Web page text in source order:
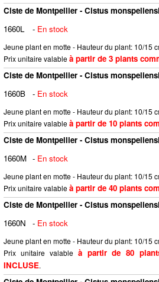
Ciste de Montpellier - Cistus
1660L
- En stock
Jeune plant en motte - Hauteur du plant: 10/15
Prix unitaire valableà partir de 3 plants
Ciste de Montpellier - Cistus
1660B
- En stock
Jeune plant en motte - Hauteur du plant: 10/15
Prix unitaire valableà partir de 10 plants
Ciste de Montpellier - Cistus
1660M - En stock
Jeune plant en motte - Hauteur du plant: 10/15
Prix unitaire valableà partir de 40 plants
Ciste de Montpellier - Cistus
1660N
- En stock
Jeune plant en motte - Hauteur du plant: 10/15
Prix unitaire valable à partir de 80
INCLUSE.